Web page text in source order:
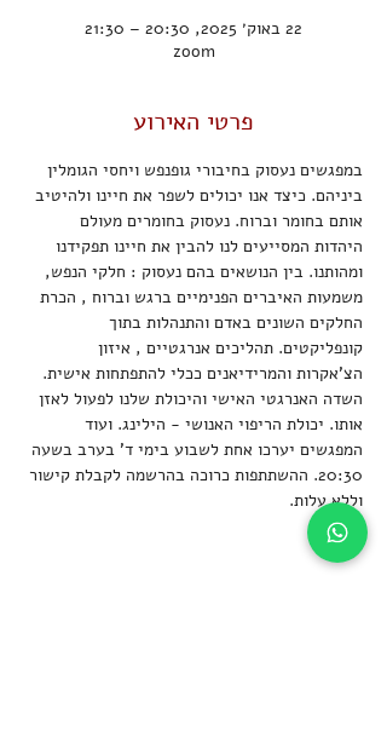
22 באוק׳ 2025, 20:30 – 21:30
zoom
פרטי האירוע
במפגשים נעסוק בחיבורי גופנפש ויחסי הגומלין
ביניהם. כיצד אנו יכולים לשפר את חיינו ולהיטיב
אותם בחומר וברוח. נעסוק בחומרים מעולם
היהדות המסייעים לנו להבין את חיינו תפקידנו
ומהותנו. בין הנושאים בהם נעסוק : חלקי הנפש,
משמעות האיברים הפנימיים ברגש וברוח , הכרת
החלקים השונים באדם והתנהלות בתוך
קונפליקטים. תהליכים אנרגטיים , איזון
הצ'אקרות והמרידיאנים ככלי להתפתחות אישית.
השדה האנרגטי האישי והיכולת שלנו לפעול לאזן
אותו. יכולת הריפוי האנושי - הילינג. ועוד
המפגשים יערכו אחת לשבוע בימי ד' בערב בשעה
20:30. ההשתתפות כרוכה בהרשמה לקבלת קישור
וללא עלות.